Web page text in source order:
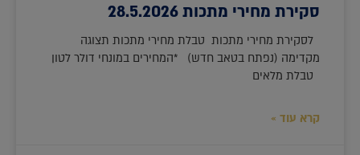
סקירת מחירי מתכות 28.5.2026
לסקירת מחירי מתכות טבלת מחירי מתכות תצוגה
מקדימה (נפתח בטאב חדש) *המחירים במונחי דולר לטון
טבלת מלאים
קרא עוד »